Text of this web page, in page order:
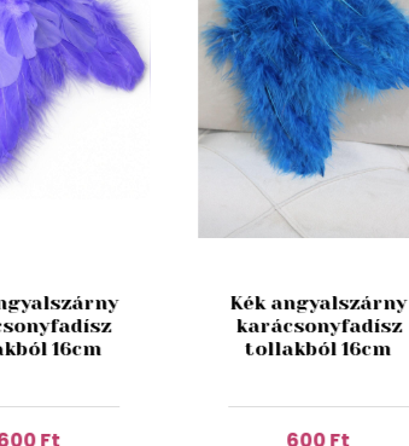
16cm
Ft
Kék angyalszárny
karácsonyfadísz
tollakból 16cm
600 Ft